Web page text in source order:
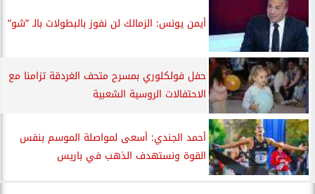
أيمن يونس: الزمالك لن نفوز بالبطولات بالـ ”شو”
حفل فولكلوري بمسرح متحف الغردقة تزامنا مع
الاحتفالات الروسية الشعبية
أحمد الجندي: أسعى لمواصلة الموسم بنفس
القوة ونستهدف الذهب في باريس